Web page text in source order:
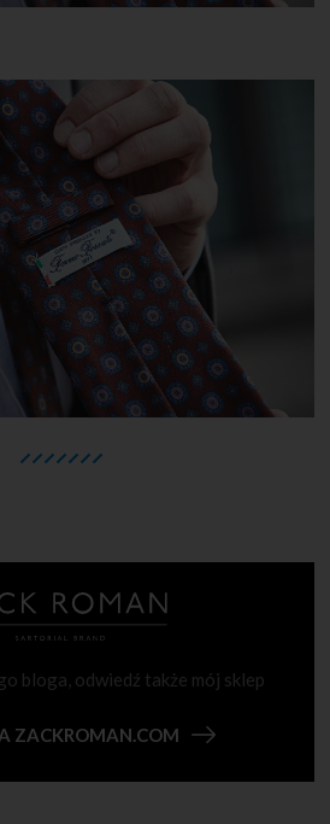
bloga, odwiedź także mój sklep
ZACKROMAN.COM